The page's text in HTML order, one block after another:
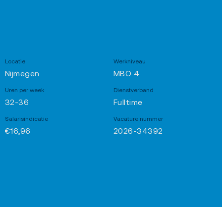
Locatie
Nijmegen
Werkniveau
MBO 4
Uren per week
32-36
Dienstverband
Fulltime
Salarisindicatie
€16,96
Vacature nummer
2026-34392